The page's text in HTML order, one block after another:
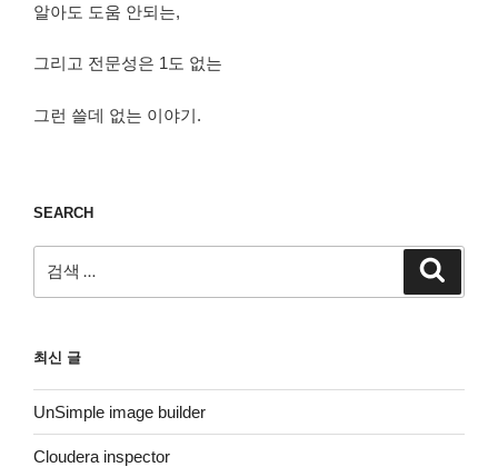
알아도 도움 안되는,
그리고 전문성은 1도 없는
그런 쓸데 없는 이야기.
SEARCH
색:
최신 글
UnSimple image builder
Cloudera inspector